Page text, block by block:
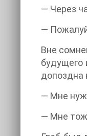
— Через
—
Вне
будущего
допоздна
— Мне
— Мне